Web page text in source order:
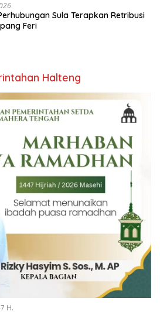
Sula Terapkan Retribusi
Feri
Halteng
H.